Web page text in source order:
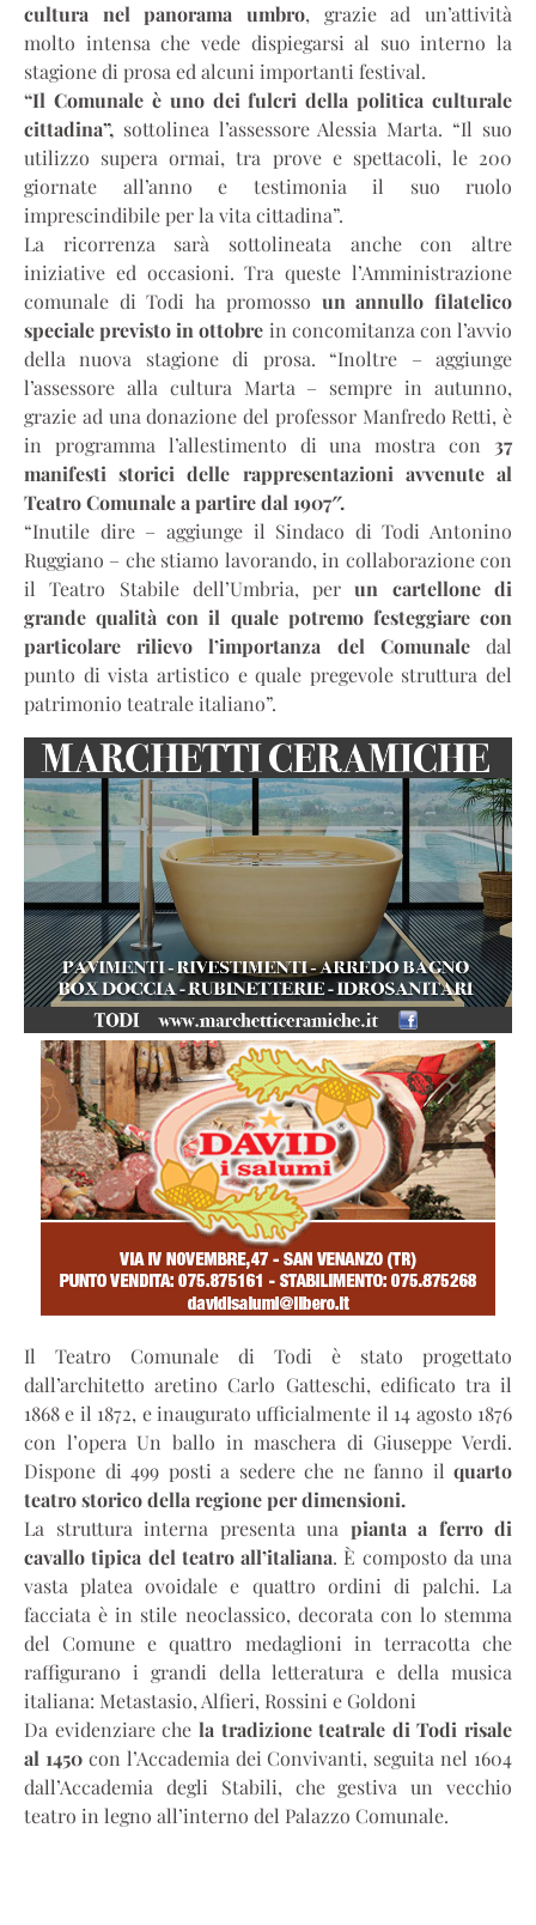
cultura nel panorama umbro, grazie ad un’attività
molto intensa che vede dispiegarsi al suo interno la
stagione di prosa ed alcuni importanti festival.
“Il Comunale è uno dei fulcri della politica culturale
cittadina”, sottolinea l’assessore Alessia Marta. “Il suo
utilizzo supera ormai, tra prove e spettacoli, le 200
giornate all’anno e testimonia il suo ruolo
imprescindibile per la vita cittadina”.
La ricorrenza sarà sottolineata anche con altre
iniziative ed occasioni. Tra queste l’Amministrazione
comunale di Todi ha promosso un annullo filatelico
speciale previsto in ottobre in concomitanza con l’avvio
della nuova stagione di prosa. “Inoltre – aggiunge
l’assessore alla cultura Marta – sempre in autunno,
grazie ad una donazione del professor Manfredo Retti, è
in programma l’allestimento di una mostra con 37
manifesti storici delle rappresentazioni avvenute al
Teatro Comunale a partire dal 1907″.
“Inutile dire – aggiunge il Sindaco di Todi Antonino
Ruggiano – che stiamo lavorando, in collaborazione con
il Teatro Stabile dell’Umbria, perun cartellone di
grande qualità con il quale potremo festeggiare con
particolare rilievo l’importanza del Comunaledal
punto di vista artistico e quale pregevole struttura del
patrimonio teatrale italiano”.
Il Teatro Comunale di Todi è stato progettato
dall’architetto aretino Carlo Gatteschi, edificato tra il
1868 e il 1872, e inaugurato ufficialmente il 14 agosto 1876
con l’opera Un ballo in maschera di Giuseppe Verdi.
Dispone di 499 posti a sedere che ne fanno il quarto
teatro storico della regione per dimensioni.
La struttura interna presenta una pianta a ferro di
cavallo tipica del teatro all’italiana. È composto da una
vasta platea ovoidale e quattro ordini di palchi. La
facciata è in stile neoclassico, decorata con lo stemma
del Comune e quattro medaglioni in terracotta che
raffigurano i grandi della letteratura e della musica
italiana: Metastasio, Alfieri, Rossini e Goldoni
Da evidenziare che la tradizione teatrale di Todi risale
al 1450con l’Accademia dei Convivanti, seguita nel 1604
dall’Accademia degli Stabili, che gestiva un vecchio
teatro in legno all’interno del Palazzo Comunale.